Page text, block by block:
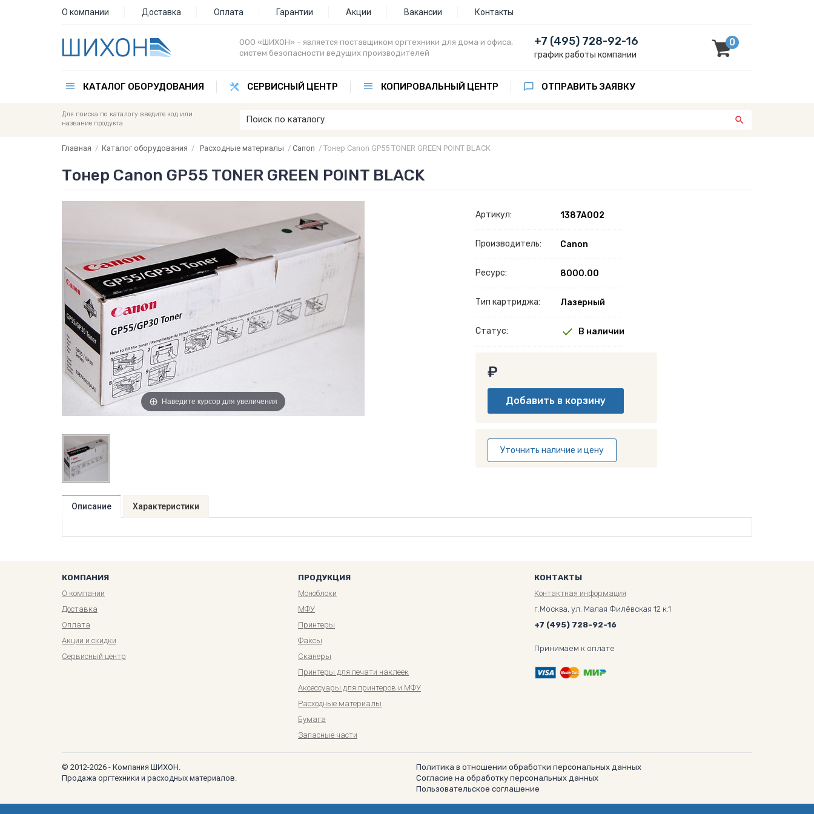
О компании Доставка Оплата Гарантии Акции Вакансии Контакты
ООО «ШИХОН» – является поставщиком оргтехники для дома и офиса,
систем безопасности ведущих производителей
+7 (495) 728-92-16
график работы компании
0
КАТАЛОГ ОБОРУДОВАНИЯ СЕРВИСНЫЙ ЦЕНТР КОПИРОВАЛЬНЫЙ ЦЕНТР ОТПРАВИТЬ ЗАЯВКУ
Для поиска по каталогу введите код или
название продукта
Главная / Каталог оборудования / Расходные материалы / Canon / Тонер Canon GP55 TONER GREEN POINT BLACK
Тонер Canon GP55 TONER GREEN POINT BLACK
Наведите курсор для увеличения
Артикул: 1387A002
Производитель: Canon
Ресурс: 8000.00
Тип картриджа: Лазерный
Статус: В наличии
₽
Уточнить наличие и цену
Описание Характеристики
КОМПАНИЯ
О компании
Доставка
Оплата
Акции и скидки
Сервисный центр
ПРОДУКЦИЯ
Моноблоки
МФУ
Принтеры
Факсы
Сканеры
Принтеры для печати наклеек
Аксессуары для принтеров и МФУ
Расходные материалы
Бумага
Запасные части
КОНТАКТЫ
Контактная информация
г.Москва, ул. Малая Филёвская 12 к.1
+7 (495) 728-92-16
Принимаем к оплате
© 2012-2026 - Компания ШИХОН.
Продажа оргтехники и расходных материалов.
Политика в отношении обработки персональных данных
Согласие на обработку персональных данных
Пользовательское соглашение